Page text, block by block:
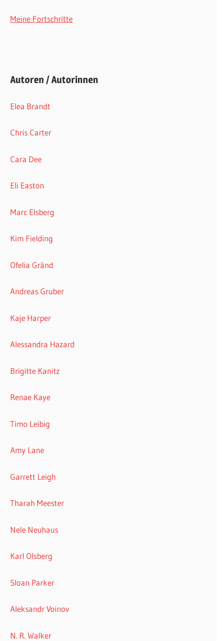
Meine Fortschritte
Autoren / Autorinnen
Elea Brandt
Chris Carter
Cara Dee
Eli Easton
Marc Elsberg
Kim Fielding
Ofelia Gränd
Andreas Gruber
Kaje Harper
Alessandra Hazard
Brigitte Kanitz
Renae Kaye
Timo Leibig
Amy Lane
Garrett Leigh
Tharah Meester
Nele Neuhaus
Karl Olsberg
Sloan Parker
Aleksandr Voinov
N. R. Walker